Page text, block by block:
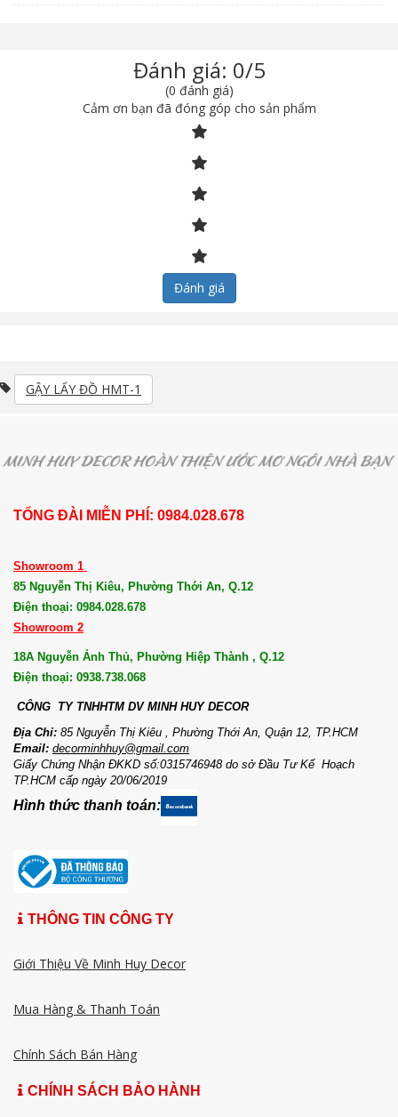
Đánh giá: 0/5
(0 đánh giá)
Cảm ơn bạn đã đóng góp cho sản phẩm
Đánh giá
GẬY LẤY ĐỒ HMT-1
TỔNG ĐÀI MIỄN PHÍ: 0984.028.678
Showroom 1
85 Nguyễn Thị Kiêu, Phường Thới An, Q.12
Điện thoại: 0984.028.678
Showroom 2
18A Nguyễn Ảnh Thủ, Phường Hiệp Thành , Q.12
Điện thoại: 0938.738.068
CÔNG TY TNHHTM DV MINH HUY DECOR
Địa Chỉ: 85 Nguyễn Thị Kiêu , Phường Thới An, Quận 12, TP.HCM
Email: decorminhhuy@gmail.com
Giấy Chứng Nhận ĐKKD số:0315746948 do sở Đầu Tư Kế Hoạch
TP.HCM cấp ngày 20/06/2019
Hình thức thanh toán:
THÔNG TIN CÔNG TY
Giới Thiệu Về Minh Huy Decor
Mua Hàng & Thanh Toán
Chính Sách Bán Hàng
CHÍNH SÁCH BẢO HÀNH